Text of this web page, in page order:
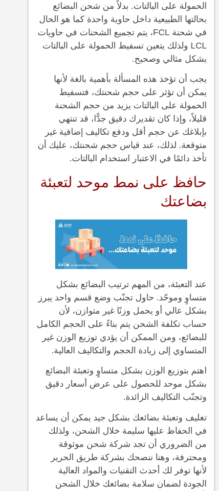
الحمولة على البالتات. بدلاً من شحن البضائع
بحالتها الطبيعية داخل حاوية واحدة كما هو الحال
في شحنة FCL، يتم تجميع الشحنات في حاويات
LCL ولذلك يتعين تسفيط الحمولة على البالتات
بشكل مثالي وصحيح.
يجب أن تؤخذ هذه المسألة بأهمية بالغة لأنها
يمكن أن تؤثر على حجم شحنتك، فتسفيط
الحمولة على البالتات يزيد من حجم الشحنة
قليلاً، وإذا كان تقديرك دقيق جدًّا، قد تنتهي
بإبلاغك عن حجم أقل ودفع تكاليف إضافية غير
متوقعة. لذلك، عند قياس حجم شحنتك، عليك أن
تأخذ دائمًا في الاعتبار استخدام البالتات.
حافظ على نمط موحد لتعبئة
بضاعتك
عند التعبئة، من المهم ترتيب البضائع بشكل
متساوٍ وموحّد. حاول تجنّب وضع قسم واحد يبرز
بشكل عالي أو يحمل وزنًا غير متوازن، لأن
حساب تكلفة الشحن يتم بناءً على الحجم الكامل
للبضائع، ومن الممكن أن يؤدي توزيع الوزن غير
المتساوي إلى زيادة الحجم والتكاليف العالية.
اهتم بتوزيع الوزن بشكل متساوٍ وتعبئة البضائع
بشكل موحد للحصول على عرض أسعار دقيق
وتجنّب التكاليف الزائدة.
تغليف وتعبئة بضائعك بشكل جيد يمكن أن يساعد
في الحفاظ عليها سليمة خلال الشحن، ولذلك
من الضروري أن تجد شركة شحن موثوقة
ومحترفة، وهنا ننصحك بشركة طريق الحرير
لأنها توفر لك أحدث التقنيات والمواد العالية
الجودة لضمان سلامة بضائعك خلال الشحن